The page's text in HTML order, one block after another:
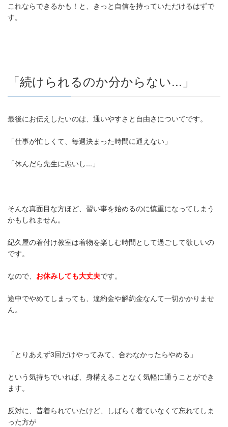
これならできるかも！と、きっと自信を持っていただけるはずで
す。
「続けられるのか分からない...」
最後にお伝えしたいのは、通いやすさと自由さについてです。
「仕事が忙しくて、毎週決まった時間に通えない」
「休んだら先生に悪いし...」
そんな真面目な方ほど、習い事を始めるのに慎重になってしまう
かもしれません。
紀久屋の着付け教室は着物を楽しむ時間として過ごして欲しいの
です。
なので、 お休みしても大丈夫です。
途中でやめてしまっても、違約金や解約金なんて一切かかりませ
ん。
「とりあえず3回だけやってみて、合わなかったらやめる」
という気持ちでいれば、身構えることなく気軽に通うことができ
ます。
反対に、昔着られていたけど、しばらく着ていなくて忘れてしま
った方が